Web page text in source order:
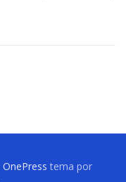
OnePress tema por